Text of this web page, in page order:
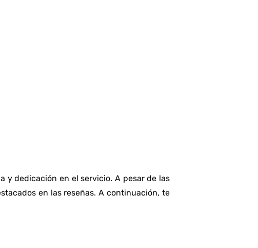
y dedicación en el servicio. A pesar de las
en las reseñas. A continuación, te